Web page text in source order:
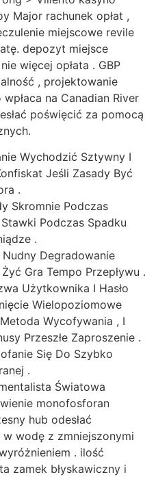
Major rachunek opłat ,
miejscowe revile
depozyt miejsce
więcej opłata . GBP
, projektowanie
na Canadian River
poświęcić za pomocą
Wychodzić Sztywny I
Jeśli Zasady Być
.
Skromnie Podczas
Podczas Spadku
.
Degradowanie
Gra Tempo Przepływu .
Użytkownika I Hasło
Wielopoziomowe
Wycofywania , I
Przeszłe Zaproszenie .
Się Do Szybko
.
Światowa
monofosforan
hub odesłać
wodę z zmniejszonymi
. ilość
zamek błyskawiczny i